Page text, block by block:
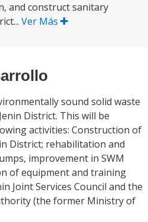
and construct sanitary
Ver Más
sound solid waste
District. This will be
activities: Construction of
District; rehabilitation and
improvement in SWM
of equipment and training
Joint Services Council and the
(the former Ministry of